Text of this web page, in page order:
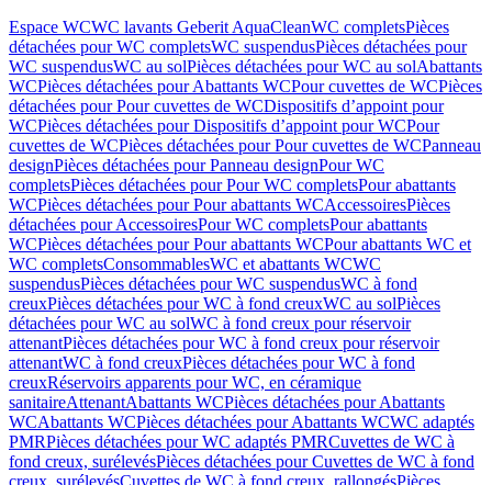
Espace WCWC lavants Geberit AquaCleanWC completsPièces
détachées pour WC completsWC suspendusPièces détachées pour
WC suspendusWC au solPièces détachées pour WC au solAbattants
WCPièces détachées pour Abattants WCPour cuvettes de WCPièces
détachées pour Pour cuvettes de WCDispositifs d’appoint pour
WCPièces détachées pour Dispositifs d’appoint pour WCPour
cuvettes de WCPièces détachées pour Pour cuvettes de WCPanneau
designPièces détachées pour Panneau designPour WC
completsPièces détachées pour Pour WC completsPour abattants
WCPièces détachées pour Pour abattants WCAccessoiresPièces
détachées pour AccessoiresPour WC completsPour abattants
WCPièces détachées pour Pour abattants WCPour abattants WC et
WC completsConsommablesWC et abattants WCWC
suspendusPièces détachées pour WC suspendusWC à fond
creuxPièces détachées pour WC à fond creuxWC au solPièces
détachées pour WC au solWC à fond creux pour réservoir
attenantPièces détachées pour WC à fond creux pour réservoir
attenantWC à fond creuxPièces détachées pour WC à fond
creuxRéservoirs apparents pour WC, en céramique
sanitaireAttenantAbattants WCPièces détachées pour Abattants
WCAbattants WCPièces détachées pour Abattants WCWC adaptés
PMRPièces détachées pour WC adaptés PMRCuvettes de WC à
fond creux, surélevésPièces détachées pour Cuvettes de WC à fond
creux, surélevésCuvettes de WC à fond creux, rallongésPièces